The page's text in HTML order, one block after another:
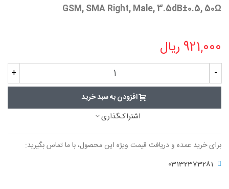
GSM, SMA Right, Male, 3.5dB±0.5, 50Ω
921,000 ریال
-
+
افزودن به سبد خرید
اشتراک‌گذاری
برای خرید عمده و دریافت قیمت ویژه این محصول، با ما تماس بگیرید:
03132373281